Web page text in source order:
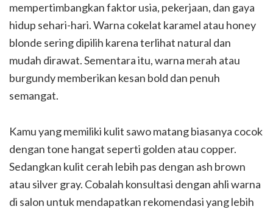
mempertimbangkan faktor usia, pekerjaan, dan gaya
hidup sehari-hari. Warna cokelat karamel atau honey
blonde sering dipilih karena terlihat natural dan
mudah dirawat. Sementara itu, warna merah atau
burgundy memberikan kesan bold dan penuh
semangat.
Kamu yang memiliki kulit sawo matang biasanya cocok
dengan tone hangat seperti golden atau copper.
Sedangkan kulit cerah lebih pas dengan ash brown
atau silver gray. Cobalah konsultasi dengan ahli warna
di salon untuk mendapatkan rekomendasi yang lebih